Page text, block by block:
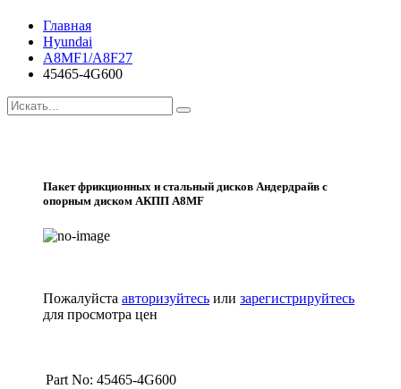
Главная
Hyundai
A8MF1/A8F27
45465-4G600
Пакет фрикционных и стальный дисков Андердрайв с
опорным диском АКПП A8MF
Пожалуйста авторизуйтесь или зарегистрируйтесь
для просмотра цен
Part No: 45465-4G600